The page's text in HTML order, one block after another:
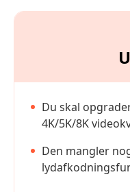
Du skal
4K/5K/8K
Den mangler